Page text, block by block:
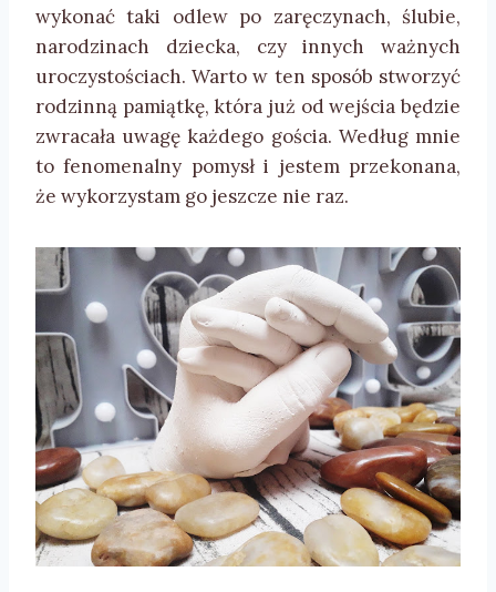
wykonać taki odlew po zaręczynach, ślubie,
narodzinach dziecka, czy innych ważnych
uroczystościach. Warto w ten sposób stworzyć
rodzinną pamiątkę, która już od wejścia będzie
zwracała uwagę każdego gościa. Według mnie
to fenomenalny pomysł i jestem przekonana,
że wykorzystam go jeszcze nie raz.